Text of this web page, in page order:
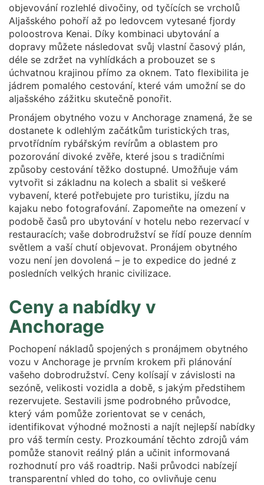
objevování rozlehlé divočiny, od tyčících se vrcholů
Aljašského pohoří až po ledovcem vytesané fjordy
poloostrova Kenai. Díky kombinaci ubytování a
dopravy můžete následovat svůj vlastní časový plán,
déle se zdržet na vyhlídkách a probouzet se s
úchvatnou krajinou přímo za oknem. Tato flexibilita je
jádrem pomalého cestování, které vám umožní se do
aljašského zážitku skutečně ponořit.
Pronájem obytného vozu v Anchorage znamená, že se
dostanete k odlehlým začátkům turistických tras,
prvotřídním rybářským revírům a oblastem pro
pozorování divoké zvěře, které jsou s tradičními
způsoby cestování těžko dostupné. Umožňuje vám
vytvořit si základnu na kolech a sbalit si veškeré
vybavení, které potřebujete pro turistiku, jízdu na
kajaku nebo fotografování. Zapomeňte na omezení v
podobě časů pro ubytování v hotelu nebo rezervací v
restauracích; vaše dobrodružství se řídí pouze denním
světlem a vaší chutí objevovat. Pronájem obytného
vozu není jen dovolená – je to expedice do jedné z
posledních velkých hranic civilizace.
Ceny a nabídky v
Anchorage
Pochopení nákladů spojených s pronájmem obytného
vozu v Anchorage je prvním krokem při plánování
vašeho dobrodružství. Ceny kolísají v závislosti na
sezóně, velikosti vozidla a době, s jakým předstihem
rezervujete. Sestavili jsme podrobného průvodce,
který vám pomůže zorientovat se v cenách,
identifikovat výhodné možnosti a najít nejlepší nabídky
pro váš termín cesty. Prozkoumání těchto zdrojů vám
pomůže stanovit reálný plán a učinit informovaná
rozhodnutí pro váš roadtrip. Naši průvodci nabízejí
transparentní vhled do toho, co ovlivňuje cenu